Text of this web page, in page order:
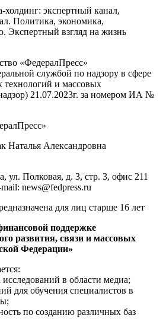
холдинг: экспертный канал,
Политика, экономика,
Экспертный взгляд на жизнь
«ФедералПресс»
службой по надзору в сфере
и массовых
21.07.2023г. за номером ИА №
Наталья Александровна
ул. Полковая, д. 3, стр. 3, офис 211
news@fedpress.ru
для лиц старше 16 лет
поддержке
развития, связи и массовых
Федерации»
в области медиа;
для обучения специалистов в
по созданию различных баз